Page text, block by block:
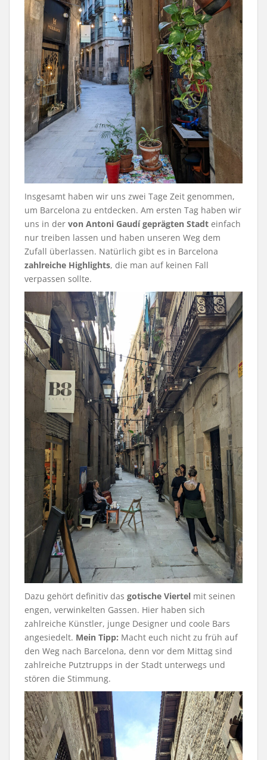
Insgesamt haben wir uns zwei Tage Zeit genommen,
um Barcelona zu entdecken. Am ersten Tag haben wir
uns in der von Antoni Gaudí geprägten Stadt einfach
nur treiben lassen und haben unseren Weg dem
Zufall überlassen. Natürlich gibt es in Barcelona
zahlreiche Highlights, die man auf keinen Fall
verpassen sollte.
Dazu gehört definitiv das gotische Viertel mit seinen
engen, verwinkelten Gassen. Hier haben sich
zahlreiche Künstler, junge Designer und coole Bars
angesiedelt. Mein Tipp: Macht euch nicht zu früh auf
den Weg nach Barcelona, denn vor dem Mittag sind
zahlreiche Putztrupps in der Stadt unterwegs und
stören die Stimmung.